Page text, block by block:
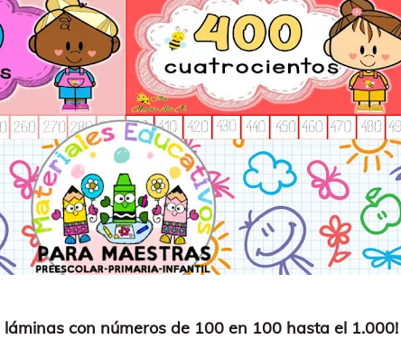
láminas con números de 100 en 100 hasta el 1.000!